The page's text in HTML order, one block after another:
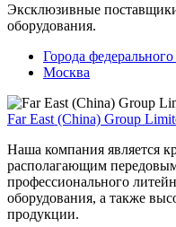
Эксклюзивные
оборудования.
Города федерального
Москва
Far East (China) Group
Наша компания является
располагающим
профессионального
оборудования, а также
продукции.